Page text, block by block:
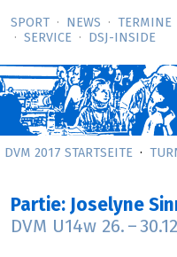
SPORT NEWS TERMINE
SERVICE
DSJ-­INSIDE
DVM 2017 STARTSEITE
Partie: Joselyne
DVM U14w 26. –